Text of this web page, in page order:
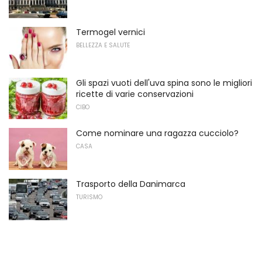
Termogel vernici
BELLEZZA E SALUTE
Gli spazi vuoti dell'uva spina sono le migliori
ricette di varie conservazioni
CIBO
Come nominare una ragazza cucciolo?
CASA
Trasporto della Danimarca
TURISMO